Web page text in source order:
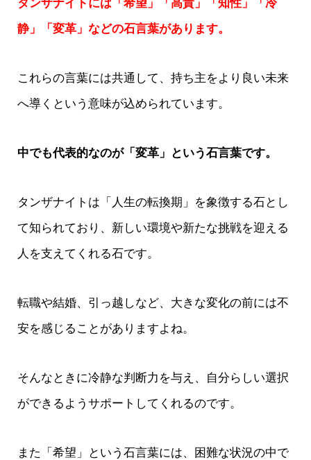
タンザナイトには「希望」「高貴」「知性」「冷
静」「変革」などの石言葉があります。
これらの言葉には共通して、持ち主をより良い未来
へ導くという意味が込められています。
中でも代表的なのが「変革」という石言葉です。
タンザナイトは「人生の転換期」を象徴する石とし
て知られており、新しい環境や新たな挑戦を迎える
人を支えてくれる石です。
転職や結婚、引っ越しなど、大きな変化の前には不
安を感じることがありますよね。
そんなときに冷静な判断力を与え、自分らしい選択
ができるようサポートしてくれるのです。
また「希望」という石言葉には、困難な状況の中で